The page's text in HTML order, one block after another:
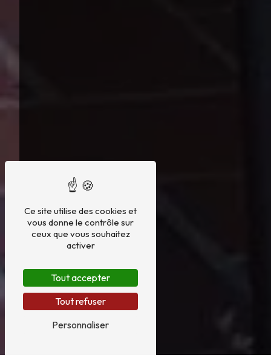
Ce site utilise des cookies et
vous donne le contrôle sur
ceux que vous souhaitez
activer
Tout accepter
Tout refuser
Personnaliser